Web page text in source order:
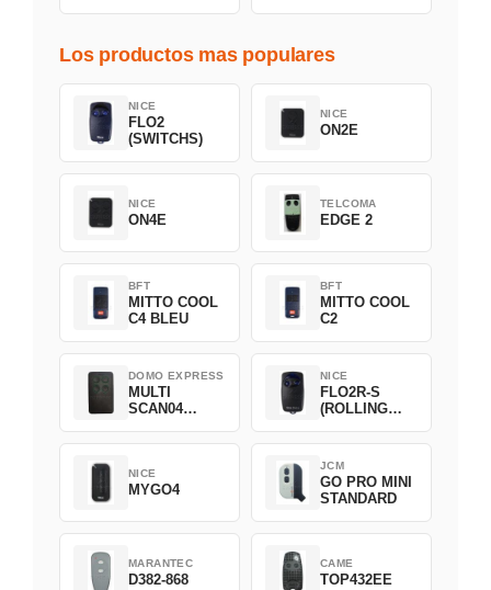
Los productos mas populares
NICE
FLO2
(SWITCHS)
NICE
ON2E
NICE
ON4E
TELCOMA
EDGE 2
BFT
MITTO COOL
C4 BLEU
BFT
MITTO COOL
C2
DOMO EXPRESS
MULTI
SCAN04
NICE
FLO2R-S
(ROLLING
NICE
MYGO4
JCM
GO PRO MINI
STANDARD
MARANTEC
D382-868
CAME
TOP432EE